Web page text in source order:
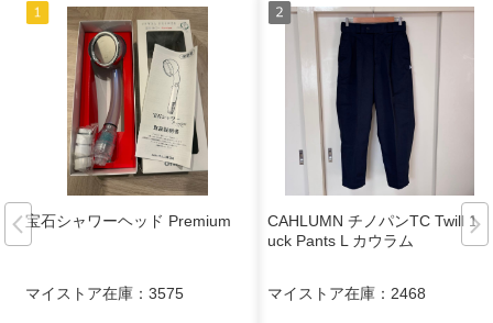
宝石シャワーヘッド Premium
マイストア在庫： 3575
CAHLUMN チノパンTC Twill 1 T
uck Pants L カウラム
マイストア在庫： 2468